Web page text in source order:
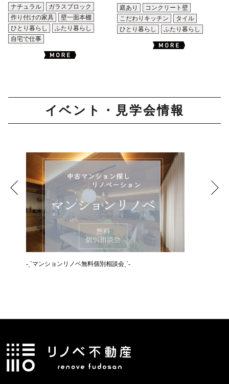
ナチュラル
ガラスブロック
作り付けの家具
壁一面本棚
ひとり暮らし
ふたり暮らし
自宅で仕事
庭あり
コンクリート壁
こだわりキッチン
タイル
ひとり暮らし
ふたり暮らし
イベント・見学会情報
˗ˏˋマンションリノベ無料個別相談会ˎˊ˗